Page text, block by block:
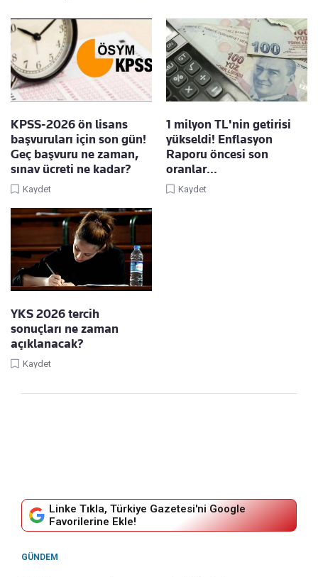
KPSS-2026 ön lisans
başvuruları için son gün!
Geç başvuru ne zaman,
sınav ücreti ne kadar?
Kaydet
1 milyon TL'nin getirisi
yükseldi! Enflasyon
Raporu öncesi son
oranlar…
Kaydet
YKS 2026 tercih
sonuçları ne zaman
açıklanacak?
Kaydet
Linke Tıkla, Türkiye Gazetesi'ni Google
Favorilerine Ekle!
GÜNDEM